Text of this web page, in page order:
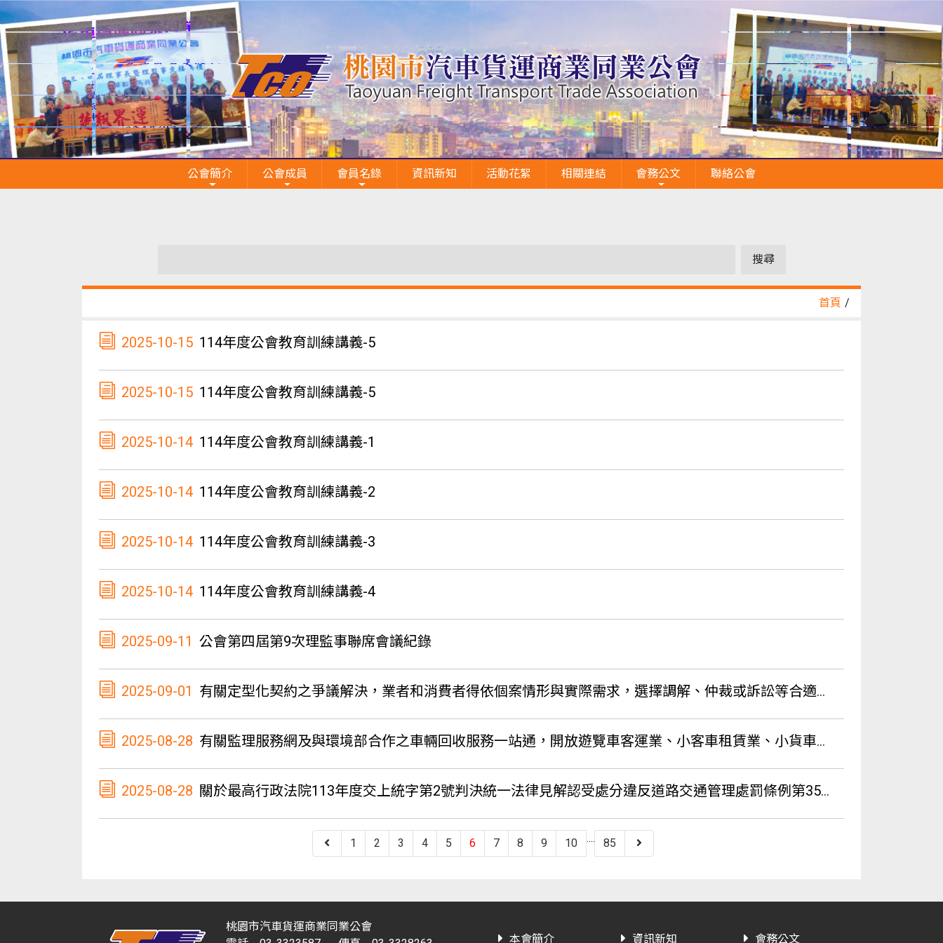
公會簡介 公會成員 會員名錄 資訊新知 活動花絮 相關連結 會務公文 聯絡公會
首頁 /
2025-10-15 114年度公會教育訓練講義-5
2025-10-15 114年度公會教育訓練講義-5
2025-10-14 114年度公會教育訓練講義-1
2025-10-14 114年度公會教育訓練講義-2
2025-10-14 114年度公會教育訓練講義-3
2025-10-14 114年度公會教育訓練講義-4
2025-09-11 公會第四屆第9次理監事聯席會議紀錄
2025-09-01 有關定型化契約之爭議解決，業者和消費者得依個案情形與實際需求，選擇調解、仲裁或訴訟等合適之爭議解決方式一案。
2025-08-28 有關監理服務網及與環境部合作之車輛回收服務一站通，開放遊覽車客運業、小客車租賃業、小貨車租賃業、汽車貨運業、汽車路線貨運業、汽車貨櫃貨運業等汽車運輸業者線上申辦車牌繳銷及報廢一案。
2025-08-28 關於最高行政法院113年度交上統字第2號判決統一法律見解認受處分違反道路交通管理處罰條例第35條第9項前段規定須以「汽機車所有人與駕駛人為同一人，始有適用」一案。
1 2 3 4 5 6 7 8 9 10 .... 85
桃園市汽車貨運商業同業公會
本會簡介 資訊新知 會務公文